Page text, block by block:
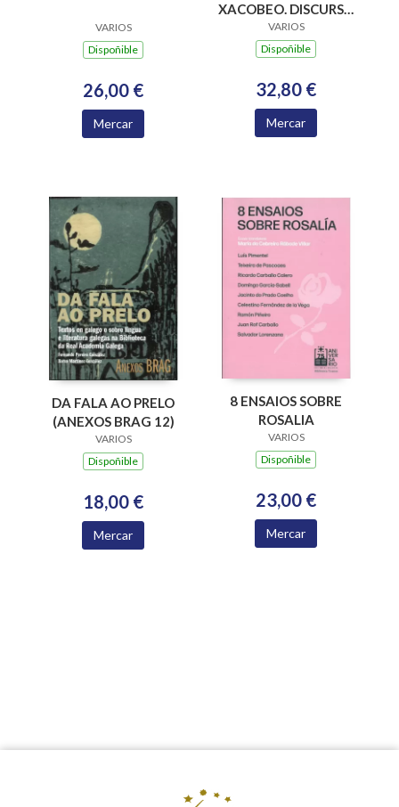
VARIOS
Dispoñible
26,00 €
Mercar
XACOBEO. DISCURSO
DAS ACADEMICAS E
ACADEMICOS
ACADEMIA
XACOBEA 2016-2024
VARIOS
Dispoñible
32,80 €
Mercar
DA FALA AO PRELO
(ANEXOS BRAG 12)
VARIOS
Dispoñible
18,00 €
Mercar
8 ENSAIOS SOBRE
ROSALIA
VARIOS
Dispoñible
23,00 €
Mercar